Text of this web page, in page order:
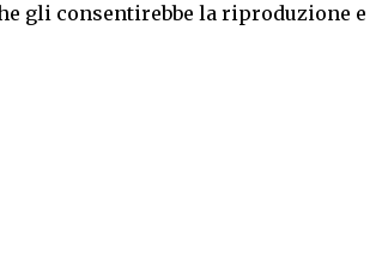
gli consentirebbe la riproduzione e